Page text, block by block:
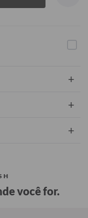
+
+
+
você for.